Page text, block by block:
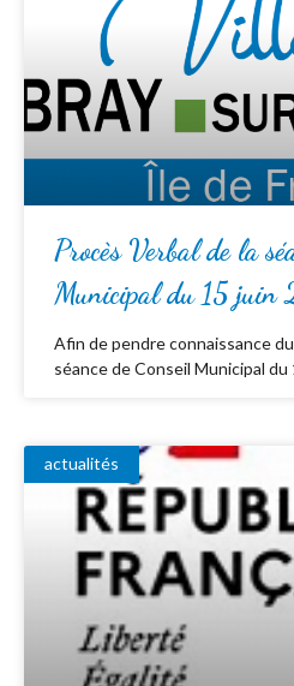
Procès Verbal de la
Municipal du 15
Afin de pendre connaissance
séance de Conseil Municipal du
actualités